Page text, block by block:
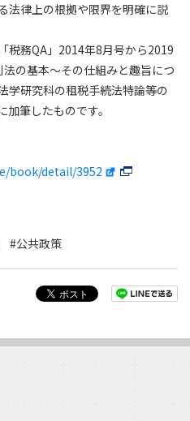
法律上の根拠や限界を明確に説
税務QA」2014年8月号から2019
の基本～その仕組みと趣旨につ
学研究科の租税手続法特論等の
筆したものです。
book/detail/3952
#公共政策